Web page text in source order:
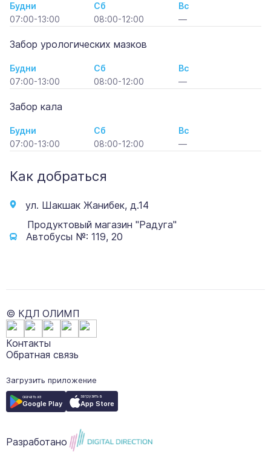
Будни
07:00-13:00
Сб
08:00-12:00
Вс
—
Забор урологических мазков
Будни
07:00-13:00
Сб
08:00-12:00
Вс
—
Забор кала
Будни
07:00-13:00
Сб
08:00-12:00
Вс
—
Как добраться
ул. Шакшак Жанибек, д.14
Продуктовый магазин "Радуга"
Автобусы №: 119, 20
© КДЛ ОЛИМП
Контакты
Обратная связь
Загрузить приложение
скачать из
Google Play
загрузить в
App Store
Разработано